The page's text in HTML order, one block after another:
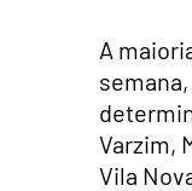
A
Varzim,
Vila